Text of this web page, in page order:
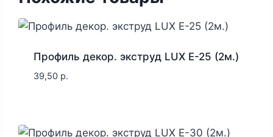
Профиль декор. экструд LUX E-25 (2м.)
39,50 р.